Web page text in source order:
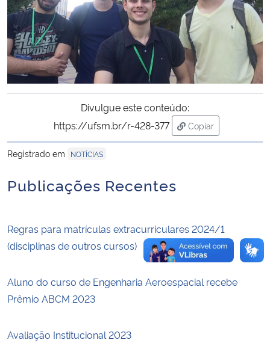
Controladoria-Geral da União
Ministério da Mulher, da Família e dos Direitos Humanos
Secretaria-Geral
Gabinete de Segurança Institucional
Banco Central do Brasil
Planalto
Divulgue este conteúdo:
https://ufsm.br/r-428-377
Copiar
para área de
Registrado em
NOTÍCIAS
Publicações Recentes
Regras para matrículas extracurriculares 2024/1
(disciplinas de outros cursos)
Aluno do curso de Engenharia Aeroespacial recebe
Prêmio ABCM 2023
Avaliação Institucional 2023